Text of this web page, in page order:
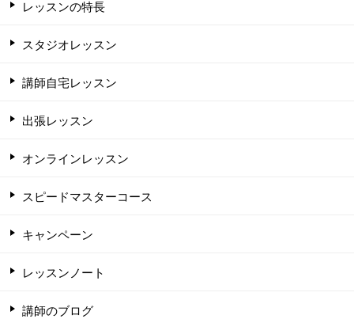
レッスンの特長
スタジオレッスン
講師自宅レッスン
出張レッスン
オンラインレッスン
スピードマスターコース
キャンペーン
レッスンノート
講師のブログ